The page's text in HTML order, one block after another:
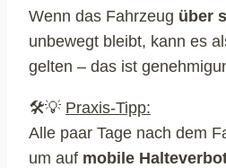
Wenn das Fahrzeug über
unbewegt bleibt, kann es
gelten – das ist
🛠️💡 Praxis-Tipp:
Alle paar Tage nach dem
um auf mobile